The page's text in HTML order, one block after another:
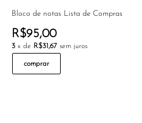
Bloco de notas Lista de Compras
R$95,00
3 x de R$31,67 sem juros
comprar